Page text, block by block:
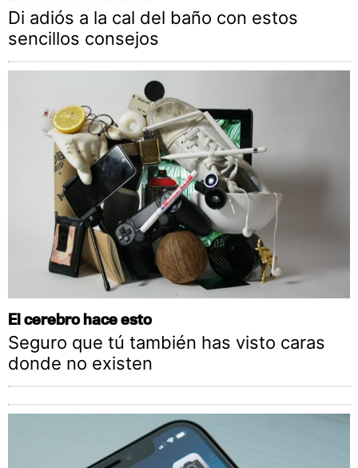
Di adiós a la cal del baño con estos
sencillos consejos
El cerebro hace esto
Seguro que tú también has visto caras
donde no existen